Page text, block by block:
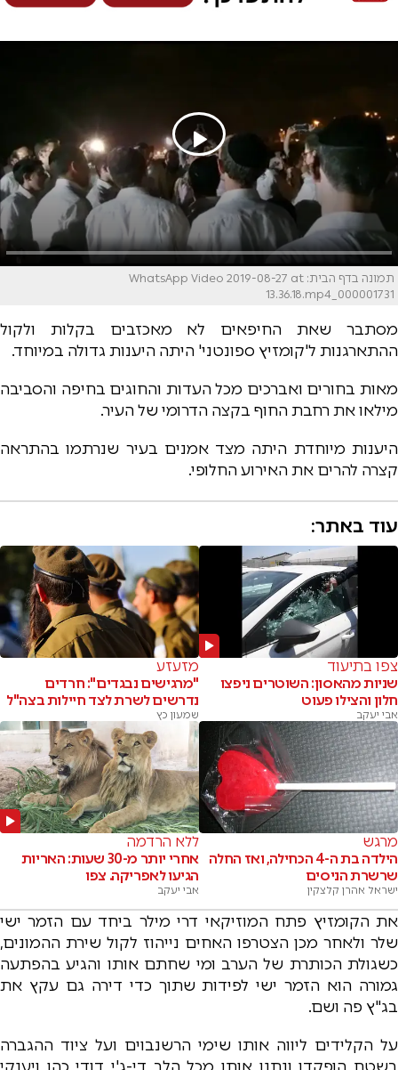
תמונה בדף הבית: WhatsApp Video 2019-08-27 at
13.36.18.mp4_000001731
מסתבר שאת החיפאים לא מאכזבים בקלות ולקול
ההתארגנות ל'קומזיץ ספונטני' היתה היענות גדולה במיוחד.
מאות בחורים ואברכים מכל העדות והחוגים בחיפה והסביבה
מילאו את רחבת החוף בקצה הדרומי של העיר.
היענות מיוחדת היתה מצד אמנים בעיר שנרתמו בהתראה
קצרה להרים את האירוע החלופי.
עוד באתר:
צפו בתיעוד
שניות מהאסון: השוטרים ניפצו
חלון והצילו פעוט
אבי יעקב
מזעזע
"מרגישים נבגדים": חרדים
נדרשים לשרת לצד חיילות בצה"ל
שמעון כץ
מרגש
הילדה בת ה-4 הכחילה, ואז החלה
שרשרת הניסים
ישראל אהרן קלצקין
ללא הרדמה
אחרי יותר מ-30 שעות: האריות
הגיעו לאפריקה. צפו
אבי יעקב
את הקומזיץ פתח המוזיקאי דרי מילר ביחד עם הזמר ישי
שלר ולאחר מכן הצטרפו האחים נייהוז לקול שירת ההמונים,
כשגולת הכותרת של הערב ומי שחתם אותו והגיע בהפתעה
גמורה הוא הזמר ישי לפידות שתוך כדי דירה גם עקץ את
בג"ץ פה ושם.
על הקלידים ליווה אותו שימי הרשנבוים ועל ציוד ההגברה
בשטח הופקדו ונתנו אותו מכל הלב די-ג'י דודי כהן ויענקי